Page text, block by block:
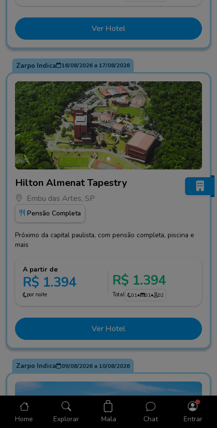
Ver Hotel
Zarpo Indica 16/08/2026a 17/08/2026
Hilton Almenat Tapestry
Embu das Artes, SP
Pensão Completa
Próximo da capital paulista, com pensão completa, piscina e
mais
A partir de
R$ 1.394
por noite
R$ 1.394
Total 01• 01• 02
Ver Hotel
Zarpo Indica 09/08/2026a 10/08/2026
Home Explorar Mala Chat Entrar